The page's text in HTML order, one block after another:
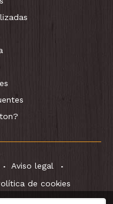
Aviso legal
de cookies